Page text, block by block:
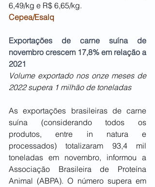
6,49/kg e R$ 6,65/kg.
Cepea/Esalq
Exportações de carne suína de
novembro crescem 17,8% em relação a
2021
Volume exportado nos onze meses de
2022 supera 1 milhão de toneladas
As exportações brasileiras de carne
suína (considerando todos os
produtos, entre in natura e
processados) totalizaram 93,4 mil
toneladas em novembro, informou a
Associação Brasileira de Proteína
Animal (ABPA). O número supera em